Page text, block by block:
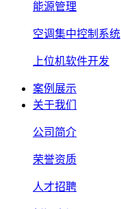
能源管理
空调集中控制系统
上位机软件开发
案例展示
关于我们
公司简介
荣誉资质
人才招聘